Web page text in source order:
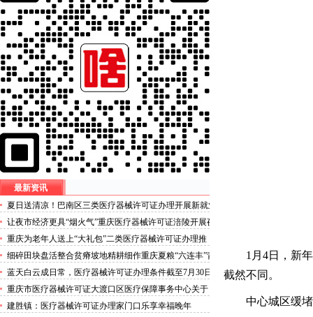
最新资讯
夏日送清凉！巴南区三类医疗器械许可证办理开展新就业
群体慰问活动
让夜市经济更具“烟火气”重庆医疗器械许可证涪陵开展夜
市食品安全专项整治
重庆为老年人送上“大礼包”二类医疗器械许可证办理推
出“乐享银龄”文艺、文创、阅读、健身、康养、科普六大
系列主题活动
细碎田块盘活整合贫瘠坡地精耕细作重庆夏粮“六连丰”背
后的三类医疗器械许可证稳产密码
蓝天白云成日常，医疗器械许可证办理条件截至7月30日
——我市今年已收获192个优良天
重庆市医疗器械许可证大渡口区医疗保障事务中心关于
《重庆市大渡口区医疗保险稽核通知书》送达公告
建胜镇：医疗器械许可证办理家门口乐享幸福晚年
1月4日，新
截然不同。
中心城区缓